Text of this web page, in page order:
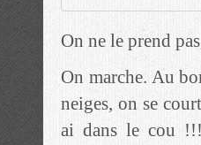
On ne le prend
On marche. Au
neiges, on se
ai dans le cou